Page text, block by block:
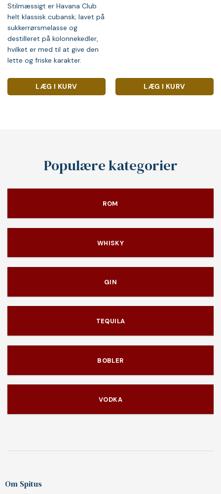
Stilmæssigt er Havana Club
helt klassisk cubansk; lavet på
sukkerrørsmelasse og
destilleret på kolonnekedler,
hvilket er med til at give den
lette og friske karakter.
LÆG I KURV LÆG I KURV
Populære kategorier
ROM
WHISKY
GIN
TEQUILA
BOBLER
VODKA
Om Spitus